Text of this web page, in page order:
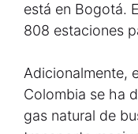
está en Bogotá.
808 estaciones
Adicionalmente,
Colombia se ha
gas natural de